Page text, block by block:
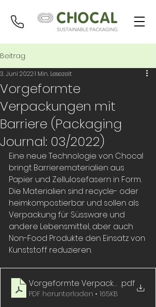
Beitrag
Vorgeformte
Verpackungen mit
Barriere (Packaging
Journal: 03/2022)
3. Juni 20221 Min. Lesezeit
Eine neue Technologie von Chocal
bringt Barrierematerialien aus
Papier und Zellulosefasern in Form.
Die Materialien sind recycle- oder
heimkompostierbar und sollen als
Verpackung für Süssware und
andere Lebensmittel, aber auch
Non-Food Produkte den Einsatz von
Kunststoff reduzieren.
.pdf
PDF herunterladen • 165KB